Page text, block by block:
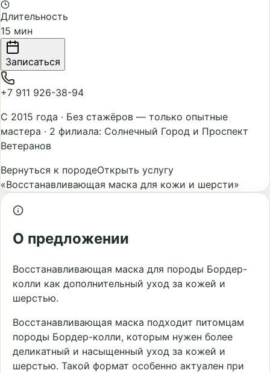
Длительность
15 мин
Записаться
+7 911 926-38-94
С 2015 года · Без стажёров — только опытные
мастера · 2 филиала: Солнечный Город и Проспект
Ветеранов
Вернуться к породеОткрыть услугу
«Восстанавливающая маска для кожи и шерсти»
О предложении
Восстанавливающая маска для породы Бордер-
колли как дополнительный уход за кожей и
шерстью.
Восстанавливающая маска подходит питомцам
породы Бордер-колли, которым нужен более
деликатный и насыщенный уход за кожей и
шерстью. Такой формат особенно актуален при